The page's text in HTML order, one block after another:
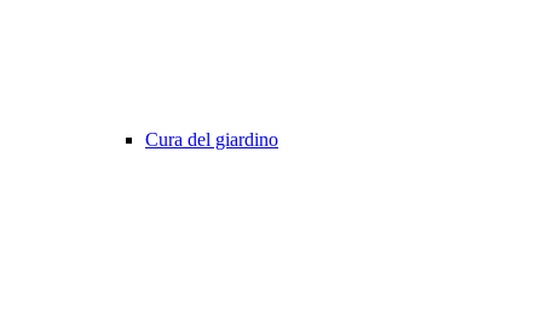
Cura del giardino